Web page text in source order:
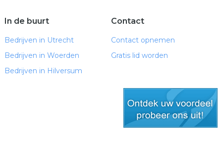
In de buurt
Bedrijven in Utrecht
Bedrijven in Woerden
Bedrijven in Hilversum
Contact
Contact opnemen
Gratis lid worden